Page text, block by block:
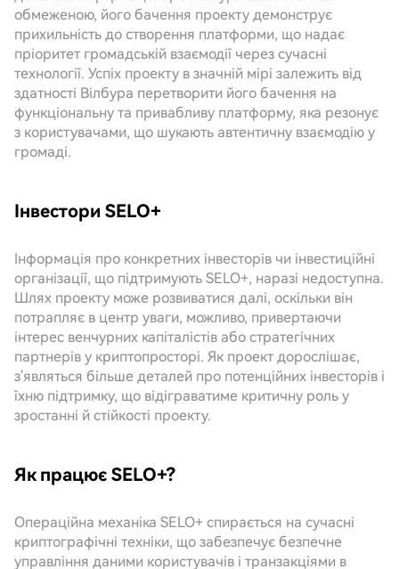
обмеженою, його бачення проекту демонструє
прихильність до створення платформи, що надає
пріоритет громадській взаємодії через сучасні
технології. Успіх проекту в значній мірі залежить від
здатності Вілбура перетворити його бачення на
функціональну та привабливу платформу, яка резонує
з користувачами, що шукають автентичну взаємодію у
громаді.
Інвестори SELO+
Інформація про конкретних інвесторів чи інвестиційні
організації, що підтримують SELO+, наразі недоступна.
Шлях проекту може розвиватися далі, оскільки він
потрапляє в центр уваги, можливо, привертаючи
інтерес венчурних капіталістів або стратегічних
партнерів у криптопросторі. Як проект дорослішає,
з'являться більше деталей про потенційних інвесторів і
їхню підтримку, що відіграватиме критичну роль у
зростанні й стійкості проекту.
Як працює SELO+?
Операційна механіка SELO+ спирається на сучасні
криптографічні техніки, що забезпечує безпечне
управління даними користувачів і транзакціями в